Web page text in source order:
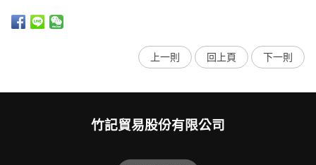
上一則 回上頁 下一則
竹記貿易股份有限公司